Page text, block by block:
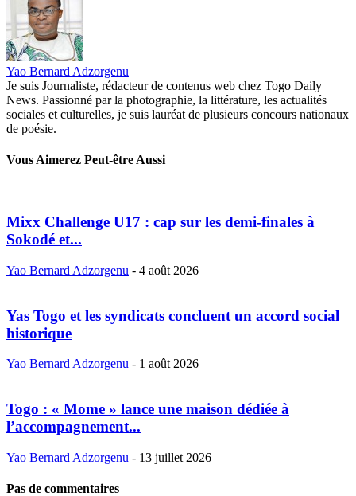
Yao Bernard Adzorgenu
Je suis Journaliste, rédacteur de contenus web chez Togo Daily
News. Passionné par la photographie, la littérature, les actualités
sociales et culturelles, je suis lauréat de plusieurs concours nationaux
de poésie.
Vous Aimerez Peut-être Aussi
Mixx Challenge U17 : cap sur les demi-finales à
Sokodé et...
Yao Bernard Adzorgenu - 4 août 2026
Yas Togo et les syndicats concluent un accord social
historique
Yao Bernard Adzorgenu - 1 août 2026
Togo : « Mome » lance une maison dédiée à
l’accompagnement...
Yao Bernard Adzorgenu - 13 juillet 2026
Pas de commentaires